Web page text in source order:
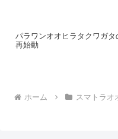
パラワンオオヒラタクワガタ
再始動
ホーム スマトラオ